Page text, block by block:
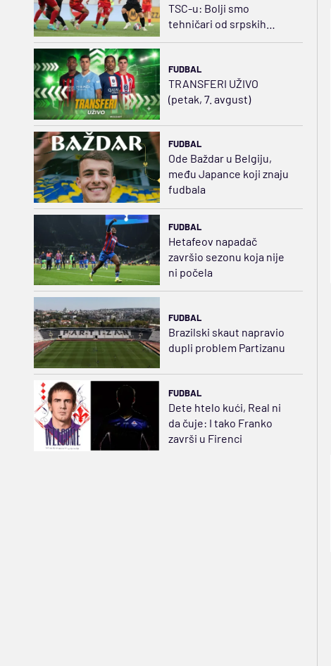
TSC-u: Bolji smo
tehničari od srpskih
igrača
FUDBAL
TRANSFERI UŽIVO
(petak, 7. avgust)
FUDBAL
Ode Baždar u Belgiju,
među Japance koji znaju
fudbala
FUDBAL
Hetafeov napadač
završio sezonu koja nije
ni počela
FUDBAL
Brazilski skaut napravio
dupli problem Partizanu
FUDBAL
Dete htelo kući, Real ni
da čuje: I tako Franko
završi u Firenci